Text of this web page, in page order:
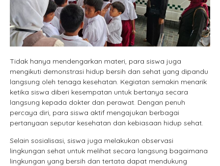
Tidak hanya mendengarkan materi, para siswa juga
mengikuti demonstrasi hidup bersih dan sehat yang dipandu
langsung oleh tenaga kesehatan. Kegiatan semakin menarik
ketika siswa diberi kesempatan untuk bertanya secara
langsung kepada dokter dan perawat. Dengan penuh
percaya diri, para siswa aktif mengajukan berbagai
pertanyaan seputar kesehatan dan kebiasaan hidup sehat.
Selain sosialisasi, siswa juga melakukan observasi
lingkungan sehat untuk melihat secara langsung bagaimana
lingkungan yang bersih dan tertata dapat mendukung